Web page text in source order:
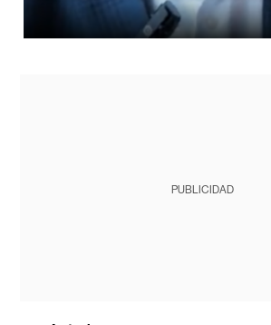
PUBLICIDAD